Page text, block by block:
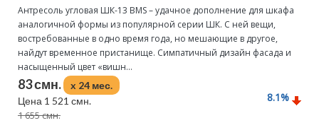
Антресоль угловая ШК-13 BMS – удачное дополнение для шкафа
аналогичной формы из популярной серии ШК. С ней вещи,
востребованные в одно время года, но мешающие в другое,
найдут временное пристанище. Симпатичный дизайн фасада и
насыщенный цвет «вишн...
83 смн.
x 24 мес.
Цена 1 521 смн.
1 655 смн.
8.1%